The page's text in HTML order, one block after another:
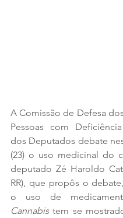
A Comissão de Defesa
Pessoas com
dos Deputados debate
(23) o uso medicinal do
deputado Zé Haroldo
RR), que propôs o
Cannabis tem se